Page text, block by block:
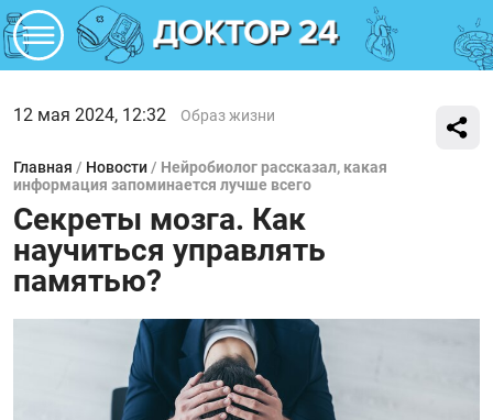
12 мая 2024, 12:32 Образ жизни
Главная / Новости / Нейробиолог рассказал, какая
информация запоминается лучше всего
Секреты мозга. Как
научиться управлять
памятью?